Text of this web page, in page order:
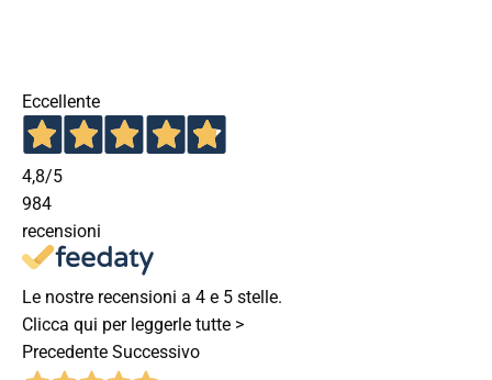
Eccellente
4,8/5
984
recensioni
Le nostre recensioni a 4 e 5 stelle.
Clicca qui per leggerle tutte >
Precedente Successivo